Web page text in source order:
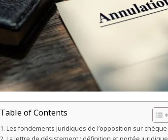
Table of Contents
Les fondements juridiques de l’opposition sur chèque